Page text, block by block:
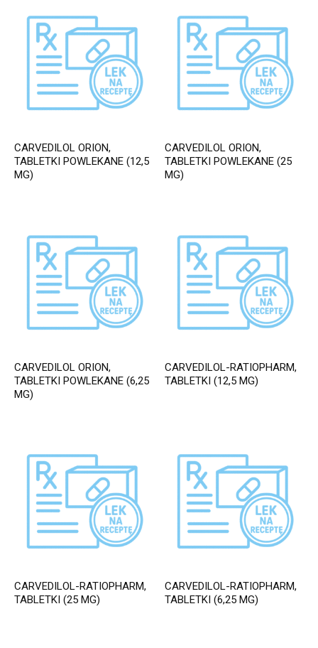
CARVEDILOL ORION,
TABLETKI POWLEKANE (12,5
MG)
CARVEDILOL ORION,
TABLETKI POWLEKANE (25
MG)
CARVEDILOL ORION,
TABLETKI POWLEKANE (6,25
MG)
CARVEDILOL-RATIOPHARM,
TABLETKI (12,5 MG)
CARVEDILOL-RATIOPHARM,
TABLETKI (25 MG)
CARVEDILOL-RATIOPHARM,
TABLETKI (6,25 MG)